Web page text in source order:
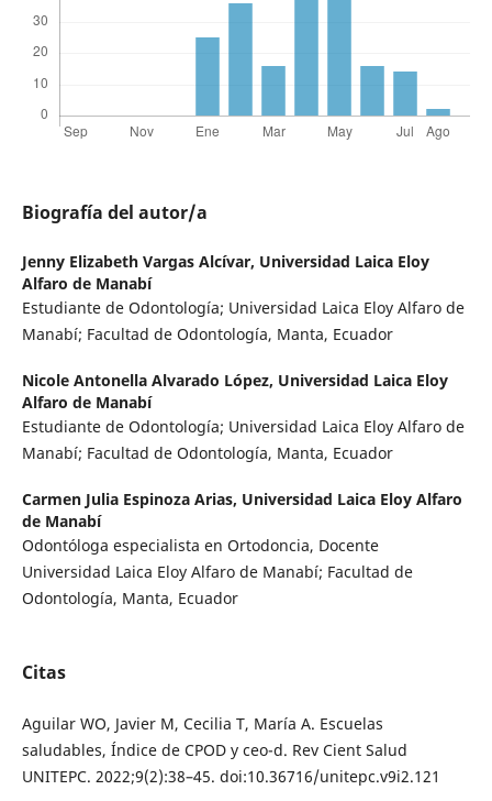
Biografía del autor/a
Jenny Elizabeth Vargas Alcívar, Universidad Laica Eloy
Alfaro de Manabí
Estudiante de Odontología; Universidad Laica Eloy Alfaro de
Manabí; Facultad de Odontología, Manta, Ecuador
Nicole Antonella Alvarado López, Universidad Laica Eloy
Alfaro de Manabí
Estudiante de Odontología; Universidad Laica Eloy Alfaro de
Manabí; Facultad de Odontología, Manta, Ecuador
Carmen Julia Espinoza Arias, Universidad Laica Eloy Alfaro
de Manabí
Odontóloga especialista en Ortodoncia, Docente
Universidad Laica Eloy Alfaro de Manabí; Facultad de
Odontología, Manta, Ecuador
Citas
Aguilar WO, Javier M, Cecilia T, María A. Escuelas
saludables, Índice de CPOD y ceo-d. Rev Cient Salud
UNITEPC. 2022;9(2):38–45. doi:10.36716/unitepc.v9i2.121